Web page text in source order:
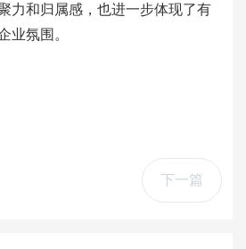
力和归属感，也进一步体现了有
业氛围。
下一篇